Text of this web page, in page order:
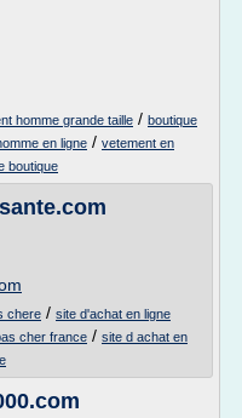
homme grande taille / boutique
en ligne / vetement en
boutique
chere / site d'achat en ligne
cher france / site d achat en